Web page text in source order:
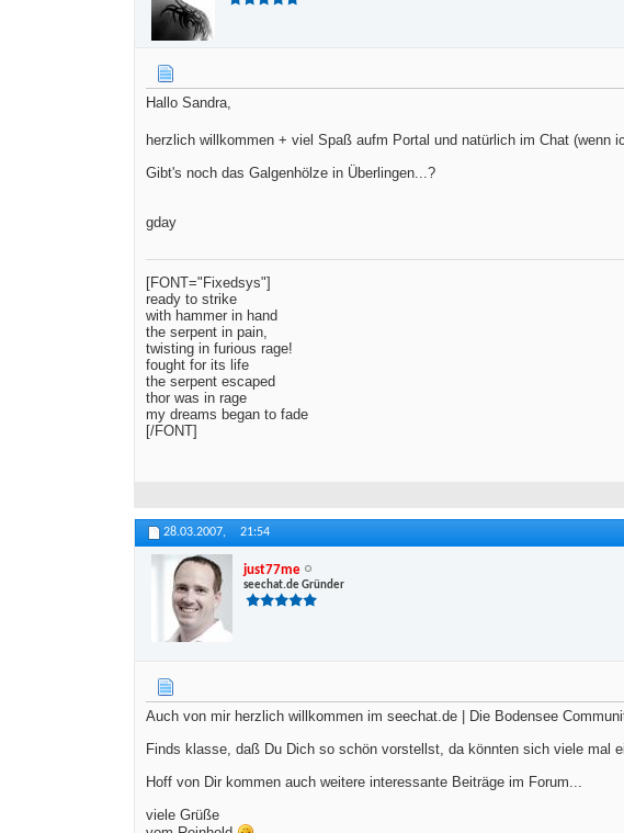
Hallo Sandra,
herzlich willkommen + viel Spaß aufm Portal und natürlich im Chat (wenn
Gibt's noch das Galgenhölze in Überlingen...?
gday
[FONT="Fixedsys"]
ready to strike
with hammer in hand
the serpent in pain,
twisting in furious rage!
fought for its life
the serpent escaped
thor was in rage
my dreams began to fade
[/FONT]
28.03.2007, 21:54
just77me
seechat.de Gründer
Auch von mir herzlich willkommen im seechat.de | Die Bodensee
Finds klasse, daß Du Dich so schön vorstellst, da könnten sich viele mal
Hoff von Dir kommen auch weitere interessante Beiträge im Forum...
viele Grüße